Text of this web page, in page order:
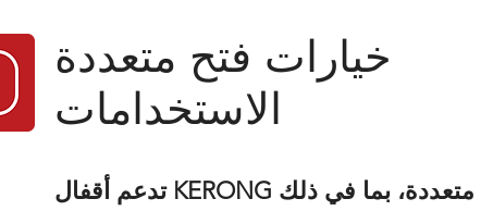
خيارات فتح متعددة
الاستخدامات
تدعم أقفال KERONG الذكية طرق فتح متعددة، بما في ذلك